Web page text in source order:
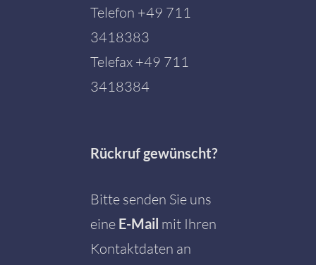
Telefon +49 711
3418383
Telefax +49 711
3418384
Rückruf gewünscht?
Bitte senden Sie uns
eine E-Mail mit Ihren
Kontaktdaten an